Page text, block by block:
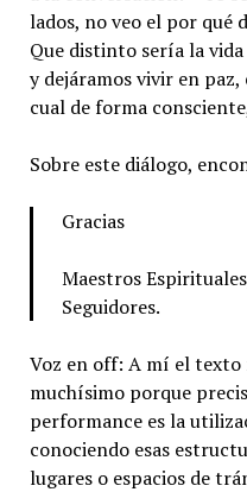
lados, no veo el por qué
Que distinto sería la
y dejáramos vivir en paz,
cual de forma
Sobre este diálogo,
Gracias
Maestros
Seguidores.
Voz en off: A mí el
muchísimo porque
performance es la
conociendo esas
lugares o espacios de